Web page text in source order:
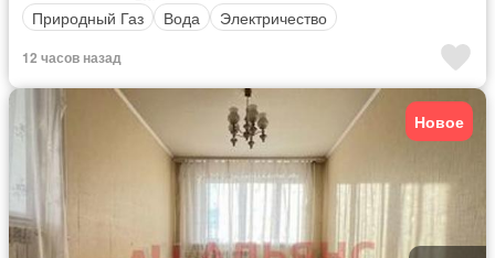
Природный Газ
Вода Электричество
12 часов назад
Новое